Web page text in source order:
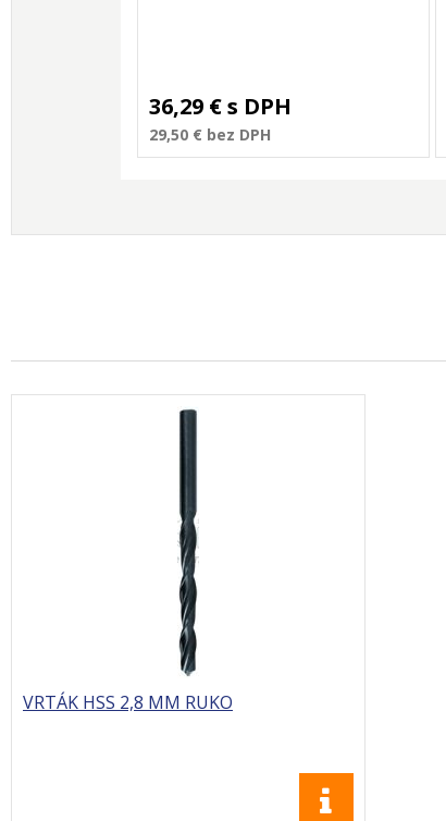
36,29 €s DPH
29,50 € bez DPH
VRTÁK HSS 2,8 MM RUKO